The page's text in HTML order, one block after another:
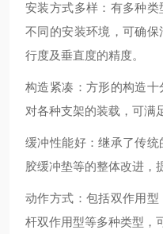
安装方式多样：有多种
不同的安装环境，可确
行度及垂直度的精度。
构造紧凑：方形的构造
对各种支架的装载，可满
缓冲性能好：继承了传
胶缓冲垫等的整体改进，
动作方式：包括双作用
杆双作用型等多种类型，